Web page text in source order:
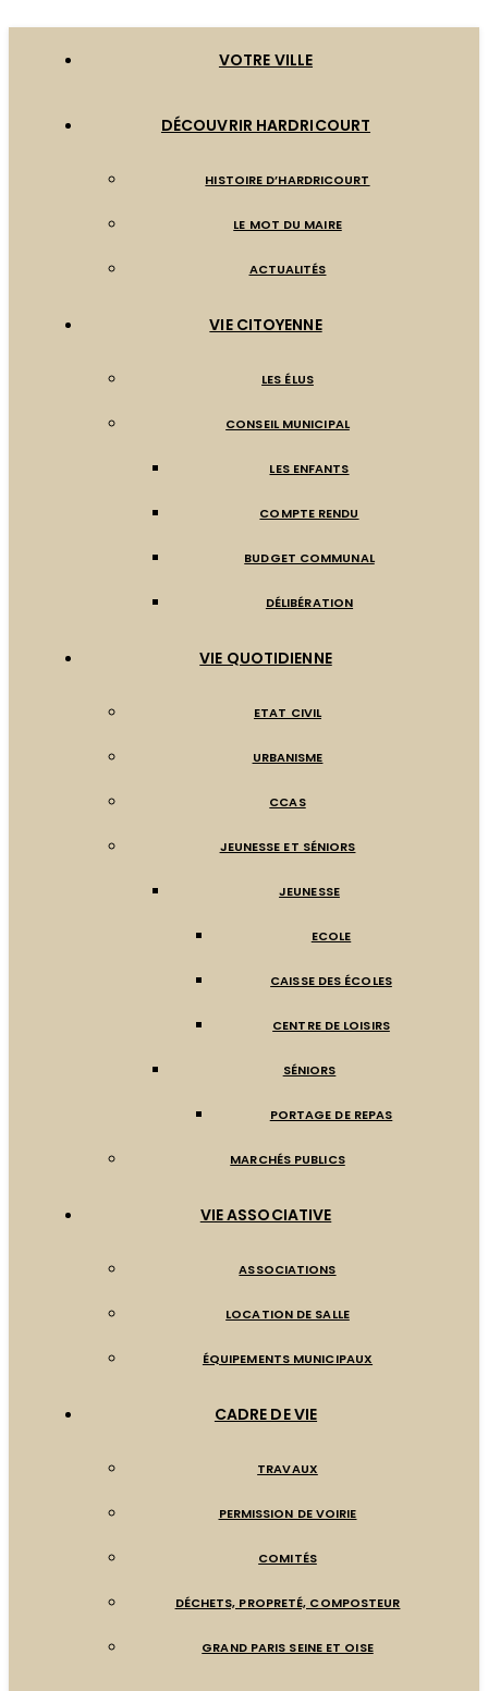
VOTRE VILLE
DÉCOUVRIR HARDRICOURT
HISTOIRE D’HARDRICOURT
LE MOT DU MAIRE
ACTUALITÉS
VIE CITOYENNE
LES ÉLUS
CONSEIL MUNICIPAL
LES ENFANTS
COMPTE RENDU
BUDGET COMMUNAL
DÉLIBÉRATION
VIE QUOTIDIENNE
ETAT CIVIL
URBANISME
CCAS
JEUNESSE ET SÉNIORS
JEUNESSE
ECOLE
CAISSE DES ÉCOLES
CENTRE DE LOISIRS
SÉNIORS
PORTAGE DE REPAS
MARCHÉS PUBLICS
VIE ASSOCIATIVE
ASSOCIATIONS
LOCATION DE SALLE
ÉQUIPEMENTS MUNICIPAUX
CADRE DE VIE
TRAVAUX
PERMISSION DE VOIRIE
COMITÉS
DÉCHETS, PROPRETÉ, COMPOSTEUR
GRAND PARIS SEINE ET OISE